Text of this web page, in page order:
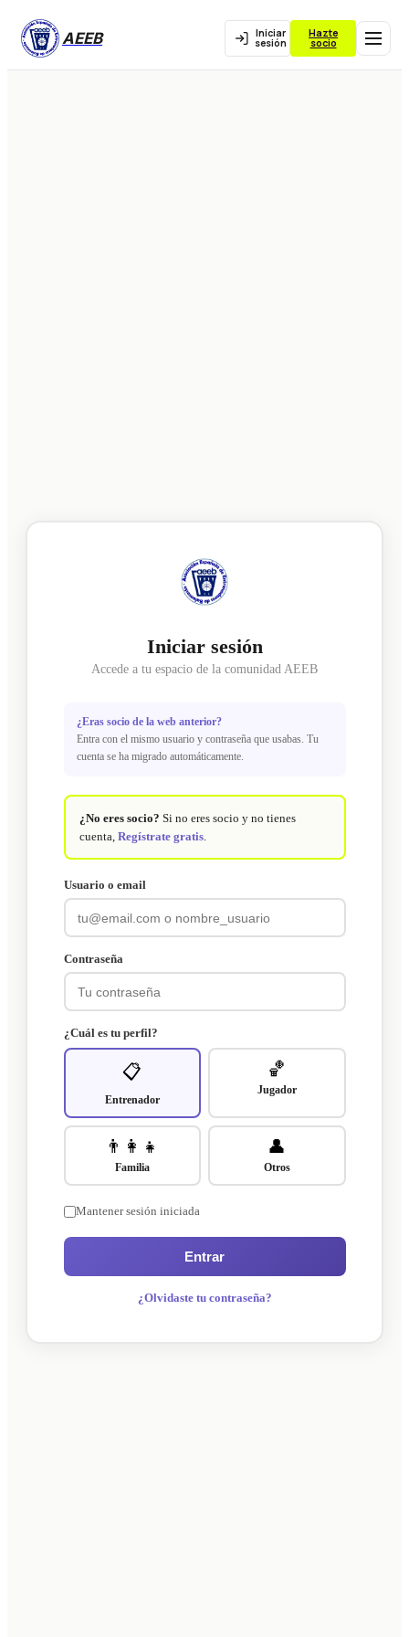
AEEB Iniciar
sesión
Hazte
socio
Iniciar sesión
Accede a tu espacio de la comunidad AEEB
¿Eras socio de la web anterior?
Entra con el mismo usuario y contraseña que usabas. Tu
cuenta se ha migrado automáticamente.
¿No eres socio? Si no eres socio y no tienes
cuenta, Regístrate gratis
Usuario o email
Contraseña
¿Cuál es tu perfil?
📋
Entrenador
🏀
Jugador
👨‍👩‍👧
Familia
👤
Otros
Mantener sesión iniciada
Entrar
¿Olvidaste tu contraseña?